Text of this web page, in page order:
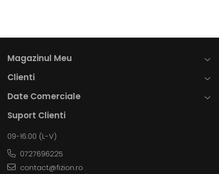
Magazinul Meu
Clienti
Date Comerciale
Suport Clienti
09-16:00 (L-V)
0727696225
contact@fizion.ro